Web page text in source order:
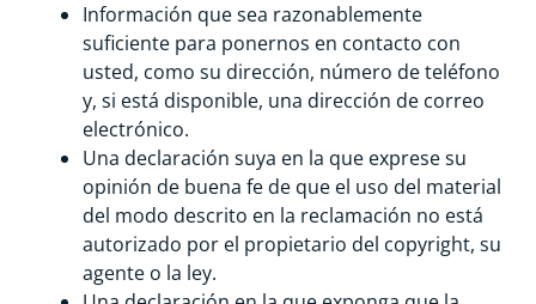
Información que sea razonablemente
suficiente para ponernos en contacto con
usted, como su dirección, número de teléfono
y, si está disponible, una dirección de correo
electrónico.
Una declaración suya en la que exprese su
opinión de buena fe de que el uso del material
del modo descrito en la reclamación no está
autorizado por el propietario del copyright, su
agente o la ley.